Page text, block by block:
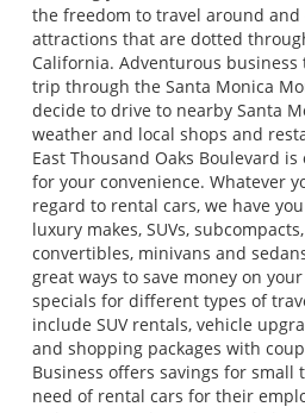
the freedom to travel around and
attractions that are dotted
California. Adventurous
trip through the Santa Monica
decide to drive to nearby Santa
weather and local shops and
East Thousand Oaks Boulevard
for your convenience. Whatever
regard to rental cars, we have
luxury makes, SUVs,
convertibles, minivans and
great ways to save money on
specials for different types of
include SUV rentals, vehicle
and shopping packages with
Business offers savings for small
need of rental cars for their